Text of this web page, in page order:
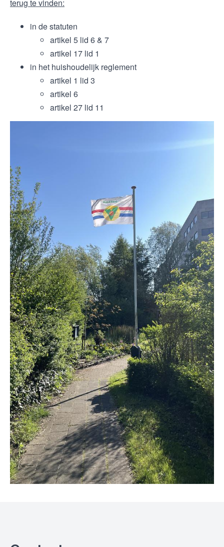
terug te vinden:
in de statuten
artikel 5 lid 6 & 7
artikel 17 lid 1
in het huishoudelijk reglement
artikel 1 lid 3
artikel 6
artikel 27 lid 11